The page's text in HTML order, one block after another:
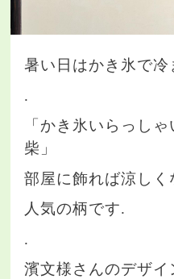
暑い日はかき氷で冷
.
「かき氷いらっし
柴」
部屋に飾れば涼しく
人気の柄です.
.
濱文様さんのデザイ